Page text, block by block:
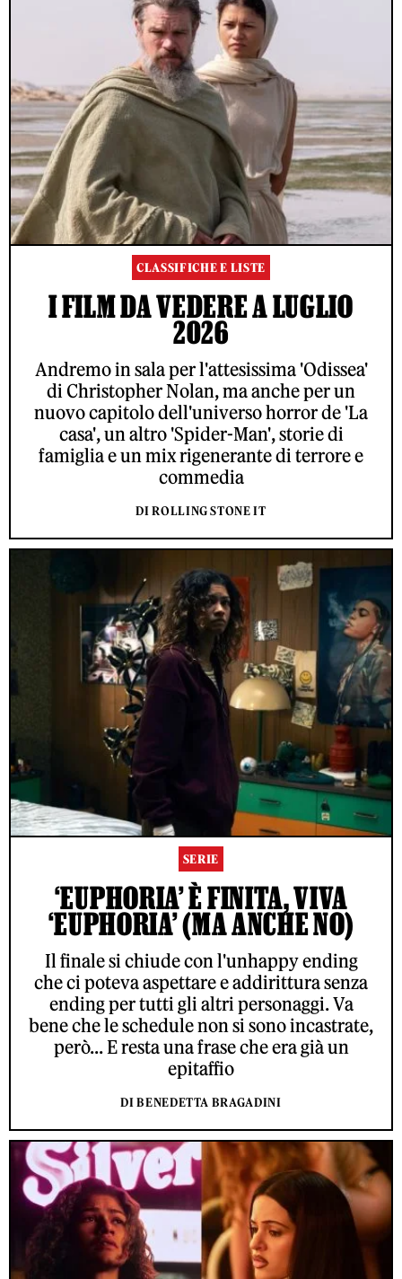
CLASSIFICHE E LISTE
I FILM DA VEDERE A LUGLIO
2026
Andremo in sala per l'attesissima 'Odissea'
di Christopher Nolan, ma anche per un
nuovo capitolo dell'universo horror de 'La
casa', un altro 'Spider-Man', storie di
famiglia e un mix rigenerante di terrore e
commedia
DI ROLLING STONE IT
SERIE
‘EUPHORIA’ È FINITA, VIVA
‘EUPHORIA’ (MA ANCHE NO)
Il finale si chiude con l'unhappy ending
che ci poteva aspettare e addirittura senza
ending per tutti gli altri personaggi. Va
bene che le schedule non si sono incastrate,
però... E resta una frase che era già un
epitaffio
DI BENEDETTA BRAGADINI